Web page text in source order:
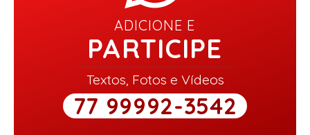
ADICIONE E
PARTICIPE
Textos, Fotos e Vídeos
77 99992-3542